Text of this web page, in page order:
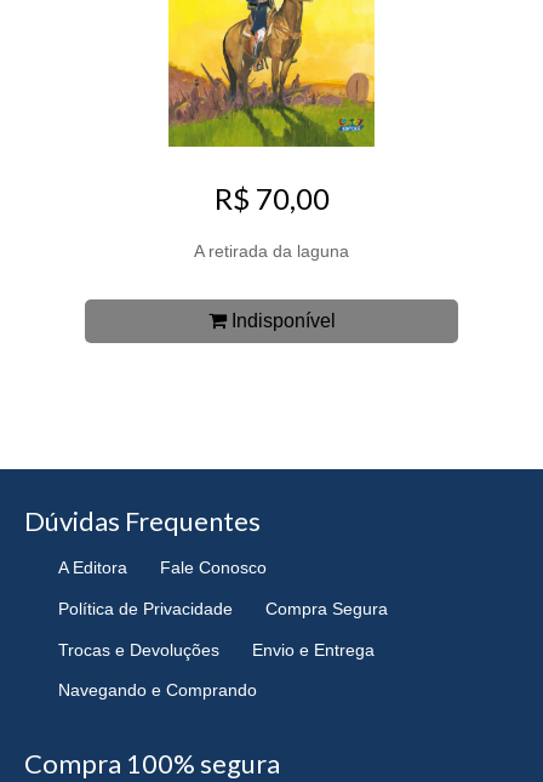
R$ 70,00
A retirada da laguna
Indisponível
Dúvidas Frequentes
A Editora Fale Conosco
Política de Privacidade Compra Segura
Trocas e Devoluções Envio e Entrega
Navegando e Comprando
Compra 100% segura